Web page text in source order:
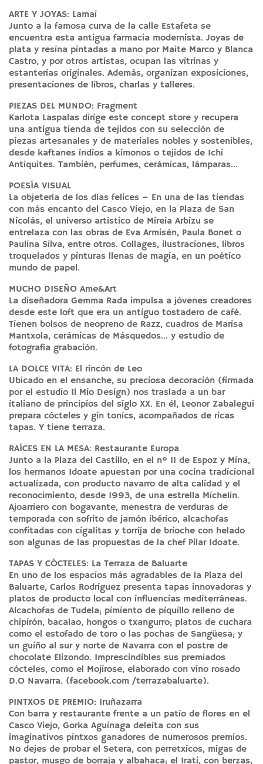
ARTE Y JOYAS: Lamai
Junto a la famosa curva de la calle Estafeta se
encuentra esta antigua farmacia modernista. Joyas de
plata y resina pintadas a mano por Maite Marco y Blanca
Castro, y por otros artistas, ocupan las vitrinas y
estanterías originales. Además, organizan exposiciones,
presentaciones de libros, charlas y talleres.
PIEZAS DEL MUNDO: Fragment
Karlota Laspalas dirige este concept store y recupera
una antigua tienda de tejidos con su selección de
piezas artesanales y de materiales nobles y sostenibles,
desde kaftanes indios a kimonos o tejidos de Ichi
Antiquites. También, perfumes, cerámicas, lámparas…
POESÍA VISUAL
La objetería de los días felices – En una de las tiendas
con más encanto del Casco Viejo, en la Plaza de San
Nicolás, el universo artístico de Mireia Arbizu se
entrelaza con las obras de Eva Armisén, Paula Bonet o
Paulina Silva, entre otros. Collages, ilustraciones, libros
troquelados y pinturas llenas de magia, en un poético
mundo de papel.
MUCHO DISEÑO Ame&Art
La diseñadora Gemma Rada impulsa a jóvenes creadores
desde este loft que era un antiguo tostadero de café.
Tienen bolsos de neopreno de Razz, cuadros de Marisa
Mantxola, cerámicas de Másquedos… y estudio de
fotografía grabación.
LA DOLCE VITA: El rincón de Leo
Ubicado en el ensanche, su preciosa decoración (firmada
por el estudio Il Mio Design) nos traslada a un bar
italiano de principios del siglo XX. En él, Leonor Zabalegui
prepara cócteles y gin tonics, acompañados de ricas
tapas. Y tiene terraza.
RAÍCES EN LA MESA: Restaurante Europa
Junto a la Plaza del Castillo, en el nº 11 de Espoz y Mina,
los hermanos Idoate apuestan por una cocina tradicional
actualizada, con producto navarro de alta calidad y el
reconocimiento, desde 1993, de una estrella Michelin.
Ajoarriero con bogavante, menestra de verduras de
temporada con sofrito de jamón ibérico, alcachofas
confitadas con cigalitas y torrija de brioche con helado
son algunas de las propuestas de la chef Pilar Idoate.
TAPAS Y CÓCTELES: La Terraza de Baluarte
En uno de los espacios más agradables de la Plaza del
Baluarte, Carlos Rodríguez presenta tapas innovadoras y
platos de producto local con influencias mediterráneas.
Alcachofas de Tudela; pimiento de piquillo relleno de
chipirón, bacalao, hongos o txangurro; platos de cuchara
como el estofado de toro o las pochas de Sangüesa; y
un guiño al sur y norte de Navarra con el postre de
chocolate Elizondo. Imprescindibles sus premiados
cócteles, como el Mojirose, elaborado con vino rosado
D.O Navarra. (facebook.com /terrazabaluarte).
PINTXOS DE PREMIO: Iruñazarra
Con barra y restaurante frente a un patio de flores en el
Casco Viejo, Gorka Aguinaga deleita con sus
imaginativos pintxos ganadores de numerosos premios.
No dejes de probar el Setera, con perretxicos, migas de
pastor, musgo de borraja y albahaca; el Irati, con berzas,